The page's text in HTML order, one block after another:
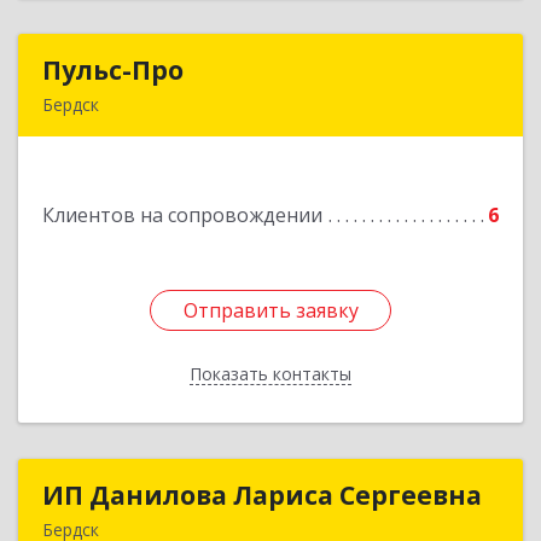
Пульс-Про
Бердск
Клиентов на сопровождении 6
Отправить заявку
Показать контакты
Подробнее
Отправить заявку
Назад
ИП Данилова Лариса Сергеевна
Бердск
ИП Данилова Лариса Сергеевна